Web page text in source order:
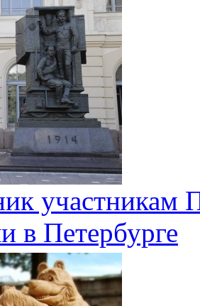
участникам
в Петербурге